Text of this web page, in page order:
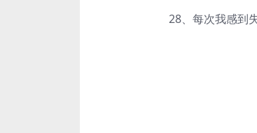
28、每次我感到失